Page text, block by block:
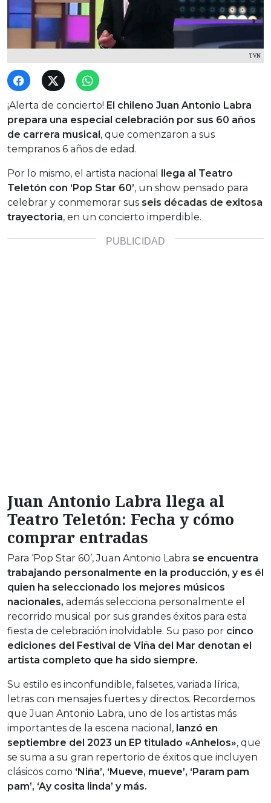
TVN
¡Alerta de concierto! El chileno Juan Antonio Labra
prepara una especial celebración por sus 60 años
de carrera musical , que comenzaron a sus
tempranos 6 años de edad.
Por lo mismo, el artista nacional
llega al Teatro
Teletón con ‘Pop Star 60’, un show pensado para
celebrar y conmemorar sus seis décadas de exitosa
trayectoria, en un concierto imperdible.
Juan Antonio Labra llega al
Teatro Teletón: Fecha y cómo
comprar entradas
Para ‘Pop Star 60’, Juan Antonio Labra se encuentra
trabajando personalmente en la producción, y es él
quien ha seleccionado los mejores músicos
nacionales, además selecciona personalmente el
recorrido musical por sus grandes éxitos para esta
fiesta de celebración inolvidable. Su paso por cinco
ediciones del Festival de Viña del Mar denotan el
artista completo que ha sido siempre.
Su estilo es inconfundible, falsetes, variada lírica,
letras con mensajes fuertes y directos. Recordemos
que Juan Antonio Labra, uno de los artistas más
importantes de la escena nacional, lanzó en
septiembre del 2023 un EP titulado «Anhelos», que
se suma a su gran repertorio de éxitos que incluyen
clásicos como ‘Niña’, ‘Mueve, mueve’, ‘Param pam
pam’, ‘Ay cosita linda’ y más.